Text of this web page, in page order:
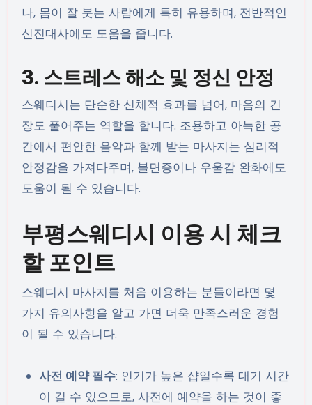
나, 몸이 잘 붓는 사람에게 특히 유용하며, 전반적인
신진대사에도 도움을 줍니다.
3. 스트레스 해소 및 정신 안정
스웨디시는 단순한 신체적 효과를 넘어, 마음의 긴
장도 풀어주는 역할을 합니다. 조용하고 아늑한 공
간에서 편안한 음악과 함께 받는 마사지는 심리적
안정감을 가져다주며, 불면증이나 우울감 완화에도
도움이 될 수 있습니다.
부평스웨디시 이용 시 체크
할 포인트
스웨디시 마사지를 처음 이용하는 분들이라면 몇
가지 유의사항을 알고 가면 더욱 만족스러운 경험
이 될 수 있습니다.
사전 예약 필수: 인기가 높은 샵일수록 대기 시간
이 길 수 있으므로, 사전에 예약을 하는 것이 좋